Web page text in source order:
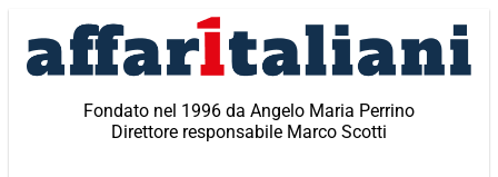
contenuto
Fondato nel 1996 da Angelo Maria Perrino
Direttore responsabile Marco Scotti